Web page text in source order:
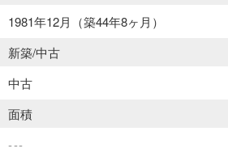
1981年12月（築44年8ヶ月）
新築/中古
中古
面積
---